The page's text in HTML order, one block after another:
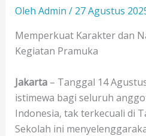
Oleh Admin / 27 Agustus
Memperkuat Karakter dan
Kegiatan Pramuka
Jakarta– Tanggal 14
istimewa bagi seluruh
Indonesia, tak terkecuali di
Sekolah ini